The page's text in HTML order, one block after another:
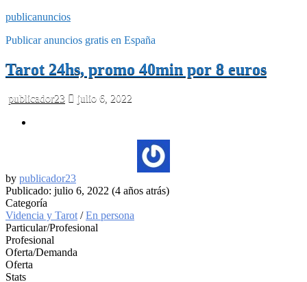
publicanuncios
Publicar anuncios gratis en España
Tarot 24hs, promo 40min por 8 euros
publicador23 julio 6, 2022
by publicador23
Publicado: julio 6, 2022 (4 años atrás)
Categoría
Videncia y Tarot /En persona
Particular/Profesional
Profesional
Oferta/Demanda
Oferta
Stats